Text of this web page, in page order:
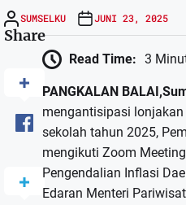
SUMSELKU JUNI 23, 2025
Share
Read Time: 3
PANGKALAN
mengantisipasi
sekolah tahun 2025,
mengikuti Zoom
Pengendalian Inflasi
Edaran Menteri